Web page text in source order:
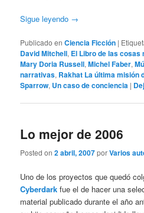
Sigue leyendo →
Publicado en Ciencia Ficción |
David Mitchell, El Libro de las cosas
Mary Doria Russell,Michel Faber,
narrativas, Rakhat La última misión
Sparrow, Un caso de conciencia |
Lo mejor de 2006
Posted on2 abril, 2007porVarios
Uno de los proyectos que quedó
Cyberdark fue el de hacer una
material publicado durante el año